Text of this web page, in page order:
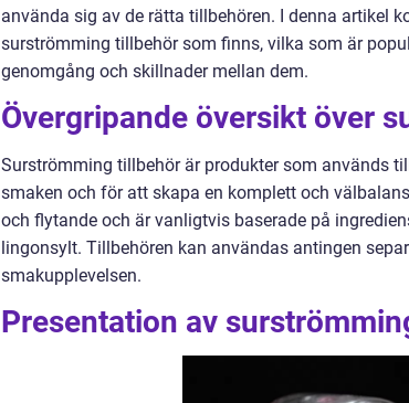
använda sig av de rätta tillbehören. I denna artikel
surströmming tillbehör som finns, vilka som är
genomgång och skillnader mellan dem.
Övergripande översikt över
Surströmming tillbehör är produkter som används
smaken och för att skapa en komplett och
och flytande och är vanligtvis baserade på
lingonsylt. Tillbehören kan användas antingen
smakupplevelsen.
Presentation av